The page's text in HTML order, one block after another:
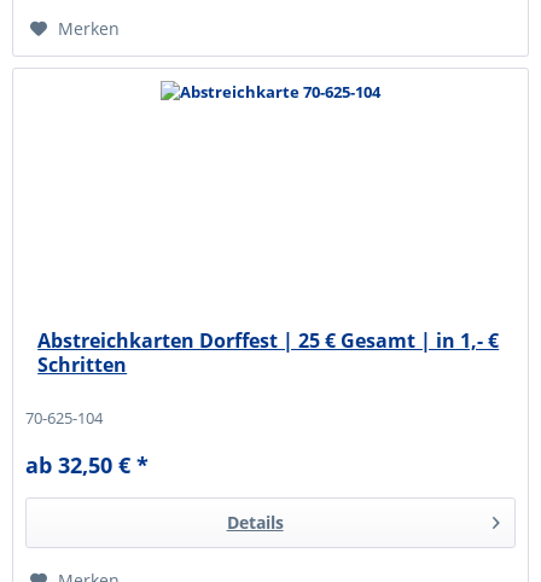
Merken
Abstreichkarten Dorffest | 25 € Gesamt | in 1,- €
Schritten
70-625-104
ab 32,50 € *
Details